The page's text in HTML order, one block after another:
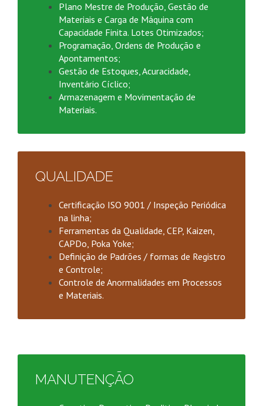
Plano Mestre de Produção, Gestão de
Materiais e Carga de Máquina com
Capacidade Finita. Lotes Otimizados;
Programação, Ordens de Produção e
Apontamentos;
Gestão de Estoques, Acuracidade,
Inventário Cíclico;
Armazenagem e Movimentação de
Materiais.
QUALIDADE
Certificação ISO 9001 / Inspeção Periódica
na linha;
Ferramentas da Qualidade, CEP, Kaizen,
CAPDo, Poka Yoke;
Definição de Padrões / formas de Registro
e Controle;
Controle de Anormalidades em Processos
e Materiais.
MANUTENÇÃO